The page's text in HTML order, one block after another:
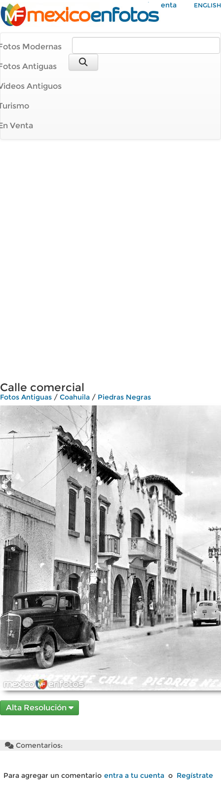
Mi Cuenta ENGLISH
Modernas
Antiguas
Antiguos
Venta
Calle comercial
Fotos Antiguas / Coahuila / Piedras Negras
Alta Resolución
Comentarios:
Para agregar un comentario entra a tu cuenta o Regístrate